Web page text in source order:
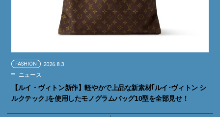
FASHION 2026.8.3
ニュース
【ルイ・ヴィトン新作】軽やかで上品な新素材｢ルイ･ヴィトン シ
ルクテック｣を使用したモノグラムバッグ10型を全部見せ！